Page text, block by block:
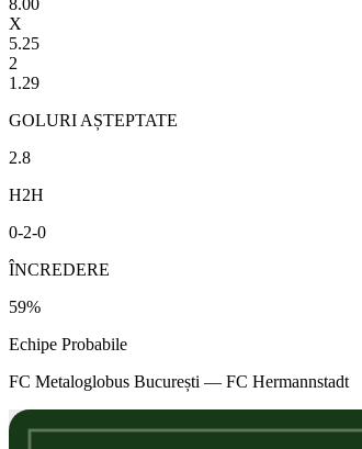
X
5.25
2
1.29
GOLURI AȘTEPTATE
2.8
H2H
0-2-0
ÎNCREDERE
59%
Echipe Probabile
FC Metaloglobus București — FC Hermannstadt